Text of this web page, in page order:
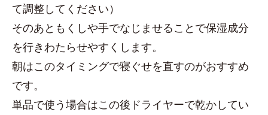
て調整してください）
そのあともくしや手でなじませることで保湿成分
を行きわたらせやすくします。
朝はこのタイミングで寝ぐせを直すのがおすすめ
です。
単品で使う場合はこの後ドライヤーで乾かしてい